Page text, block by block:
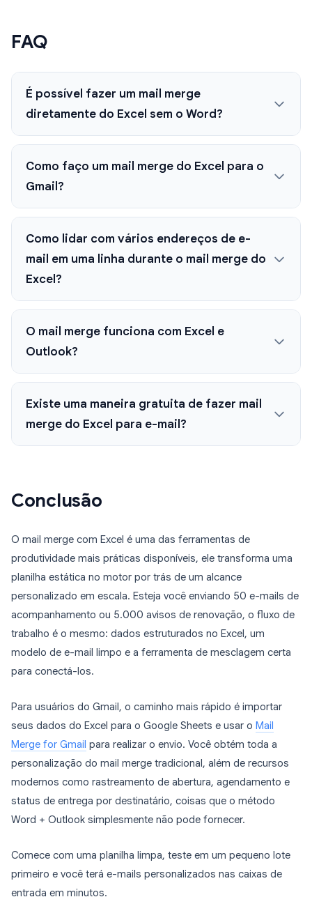
FAQ
É possível fazer um mail merge
diretamente do Excel sem o Word?
Como faço um mail merge do Excel para o
Gmail?
Como lidar com vários endereços de e-
mail em uma linha durante o mail merge do
Excel?
O mail merge funciona com Excel e
Outlook?
Existe uma maneira gratuita de fazer mail
merge do Excel para e-mail?
Conclusão
O mail merge com Excel é uma das ferramentas de
produtividade mais práticas disponíveis, ele transforma uma
planilha estática no motor por trás de um alcance
personalizado em escala. Esteja você enviando 50 e-mails de
acompanhamento ou 5.000 avisos de renovação, o fluxo de
trabalho é o mesmo: dados estruturados no Excel, um
modelo de e-mail limpo e a ferramenta de mesclagem certa
para conectá-los.
Para usuários do Gmail, o caminho mais rápido é importar
seus dados do Excel para o Google Sheets e usar o Mail
Merge for Gmail para realizar o envio. Você obtém toda a
personalização do mail merge tradicional, além de recursos
modernos como rastreamento de abertura, agendamento e
status de entrega por destinatário, coisas que o método
Word + Outlook simplesmente não pode fornecer.
Comece com uma planilha limpa, teste em um pequeno lote
primeiro e você terá e-mails personalizados nas caixas de
entrada em minutos.